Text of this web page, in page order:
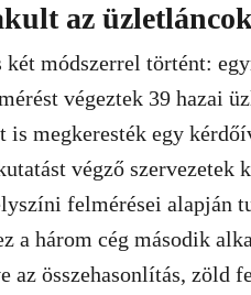
az
két módszerrel történt:
végeztek 39 hazai
is megkeresték egy
végző szervezetek
felmérései alapján
a három cég második
az összehasonlítás, zöld